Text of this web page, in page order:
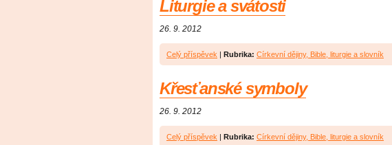
Liturgie a svátosti
26. 9. 2012
Celý příspěvek | Rubrika: Církevní dějiny, Bible, liturgie a slovník
Křesťanské symboly
26. 9. 2012
Celý příspěvek | Rubrika: Církevní dějiny, Bible, liturgie a slovník